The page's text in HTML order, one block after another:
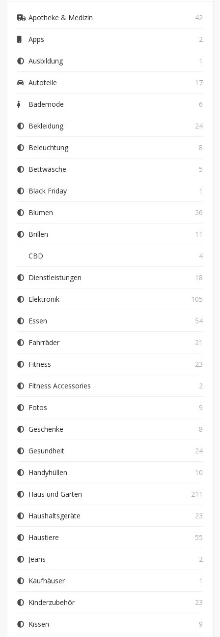
Apotheke & Medizin 42
Apps 2
Ausbildung 1
Autoteile 17
Bademode 6
Bekleidung 24
Beleuchtung 8
Bettwäsche 5
Black Friday 1
Blumen 26
Brillen 11
CBD 4
Dienstleistungen 18
Elektronik 105
Essen 54
Fahrräder 21
Fitness 23
Fitness Accessories 2
Fotos 9
Geschenke 8
Gesundheit 24
Handyhüllen 10
Haus und Garten 211
Haushaltsgeräte 23
Haustiere 55
Jeans 2
Kaufhäuser 1
Kinderzubehör 23
Kissen 9